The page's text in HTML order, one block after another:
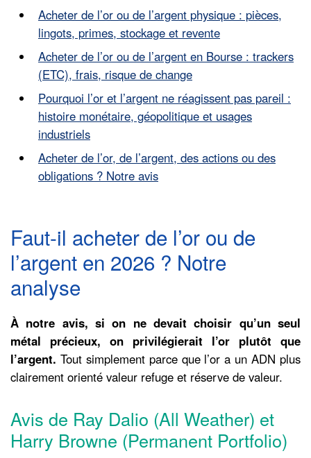
Acheter de l’or ou de l’argent physique : pièces,
lingots, primes, stockage et revente
Acheter de l’or ou de l’argent en Bourse : trackers
(ETC), frais, risque de change
Pourquoi l’or et l’argent ne réagissent pas pareil :
histoire monétaire, géopolitique et usages
industriels
Acheter de l’or, de l’argent, des actions ou des
obligations ? Notre avis
Faut-il acheter de l’or ou de
l’argent en 2026 ? Notre
analyse
À notre avis, si on ne devait choisir qu’un seul
métal précieux, on privilégierait l’or plutôt que
l’argent. Tout simplement parce que l’or a un ADN plus
clairement orienté valeur refuge et réserve de valeur.
Avis de Ray Dalio (All Weather) et
Harry Browne (Permanent Portfolio)